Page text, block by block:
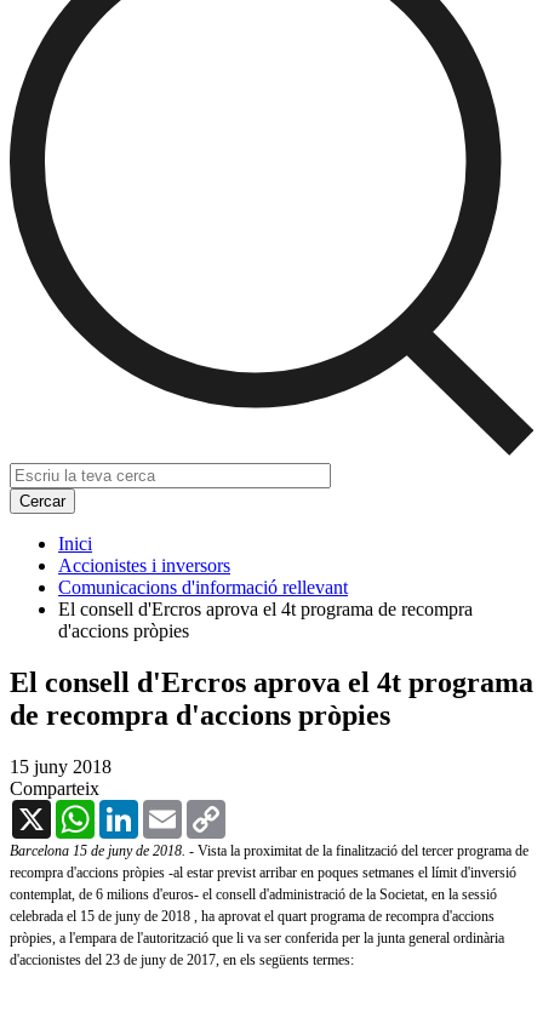
Inici
Accionistes i inversors
Comunicacions d'informació rellevant
El consell d'Ercros aprova el 4t programa de recompra
d'accions pròpies
El consell d'Ercros aprova el 4t programa
de recompra d'accions pròpies
15 juny 2018
Comparteix
X
WhatsAppLinkedInEmail
Barcelona 15 de juny de 2018. - Vista la proximitat de la finalització del tercer programa de
recompra d'accions pròpies -al estar previst arribar en poques setmanes el límit d'inversió
contemplat, de 6 milions d'euros- el consell d'administració de la Societat, en la sessió
celebrada el 15 de juny de 2018 , ha aprovat el quart programa de recompra d'accions
pròpies, a l'empara de l'autorització que li va ser conferida per la junta general ordinària
d'accionistes del 23 de juny de 2017, en els següents termes: